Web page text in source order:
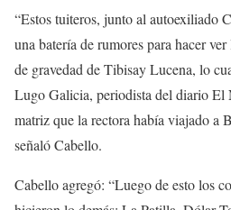
“Estos tuiteros, junto al autoexiliado
una batería de rumores para hacer
de gravedad de Tibisay Lucena, lo
Lugo Galicia, periodista del diario El
matriz que la rectora había viajado a
señaló Cabello.
Cabello agregó: “Luego de esto los